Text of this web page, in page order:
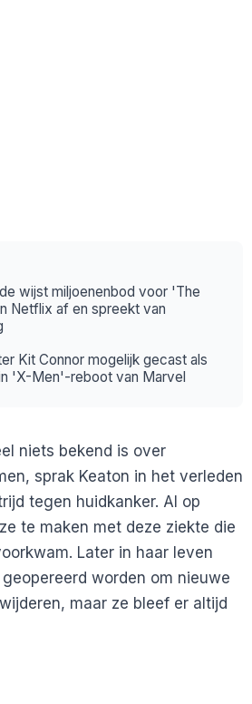
wijst miljoenenbod voor 'The
Netflix af en spreekt van
Kit Connor mogelijk gecast als
'X-Men'-reboot van Marvel
niets bekend is over
sprak Keaton in het verleden
tegen huidkanker. Al op
te maken met deze ziekte die
Later in haar leven
worden om nieuwe
maar ze bleef er altijd